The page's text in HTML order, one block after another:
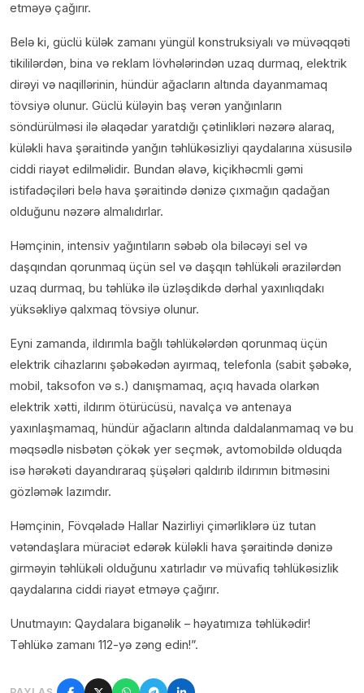
etməyə çağırır.
Belə ki, güclü külək zamanı yüngül konstruksiyalı və müvəqqəti
tikililərdən, bina və reklam lövhələrindən uzaq durmaq, elektrik
dirəyi və naqillərinin, hündür ağacların altında dayanmamaq
tövsiyə olunur. Güclü küləyin baş verən yanğınların
söndürülməsi ilə əlaqədar yaratdığı çətinlikləri nəzərə alaraq,
küləkli hava şəraitində yanğın təhlükəsizliyi qaydalarına xüsusilə
ciddi riayət edilməlidir. Bundan əlavə, kiçikhəcmli gəmi
istifadəçiləri belə hava şəraitində dənizə çıxmağın qadağan
olduğunu nəzərə almalıdırlar.
Həmçinin, intensiv yağıntıların səbəb ola biləcəyi sel və
daşqından qorunmaq üçün sel və daşqın təhlükəli ərazilərdən
uzaq durmaq, bu təhlükə ilə üzləşdikdə dərhal yaxınlıqdakı
yüksəkliyə qalxmaq tövsiyə olunur.
Eyni zamanda, ildırımla bağlı təhlükələrdən qorunmaq üçün
elektrik cihazlarını şəbəkədən ayırmaq, telefonla (sabit şəbəkə,
mobil, taksofon və s.) danışmamaq, açıq havada olarkən
elektrik xətti, ildırım ötürücüsü, navalça və antenaya
yaxınlaşmamaq, hündür ağacların altında daldalanmamaq və bu
məqsədlə nisbətən çökək yer seçmək, avtomobildə olduqda
isə hərəkəti dayandıraraq şüşələri qaldırıb ildırımın bitməsini
gözləmək lazımdır.
Həmçinin, Fövqəladə Hallar Nazirliyi çimərliklərə üz tutan
vətəndaşlara müraciət edərək küləkli hava şəraitində dənizə
girməyin təhlükəli olduğunu xatırladır və müvafiq təhlükəsizlik
qaydalarına ciddi riayət etməyə çağırır.
Unutmayın: Qaydalara biganəlik – həyatımıza təhlükədir!
Təhlükə zamanı 112-yə zəng edin!”.